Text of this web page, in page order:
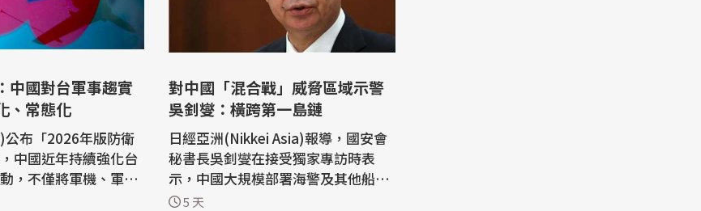
中國對台軍事趨實
、常態化
公布「2026年版防衛
中國近年持續強化台
，不僅將軍機、軍艦
透過大規模軍演，持
對中國「混合戰」威脅區域示警
吳釗燮：橫跨第一島鏈
日經亞洲(Nikkei Asia)報導，國安會
秘書長吳釗燮在接受獨家專訪時表
示，中國大規模部署海警及其他船
隻，藉此強化領土主張並將海上侵略
5 天